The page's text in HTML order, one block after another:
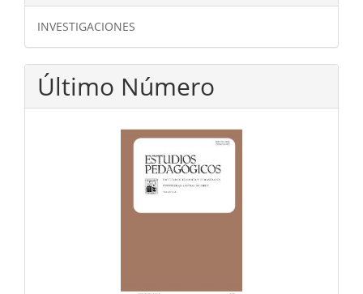
INVESTIGACIONES
Último Número